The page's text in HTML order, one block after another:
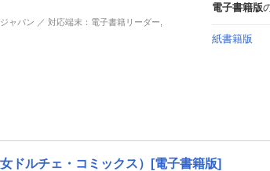
ャパン ／ 対応端末：電子書籍リーダー,
電子書籍版
紙書籍版
ドルチェ・コミックス）[電子書籍版]